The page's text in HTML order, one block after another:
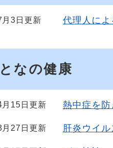
3日更新 代理人に
なの健康
15日更新 熱中症を防
27日更新 肝炎ウイル